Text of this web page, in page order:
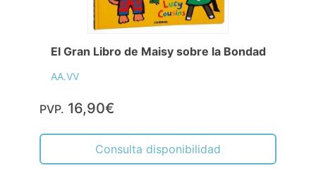
El Gran Libro de Maisy sobre la Bondad
AA.VV
PVP. 16,90€
Consulta disponibilidad